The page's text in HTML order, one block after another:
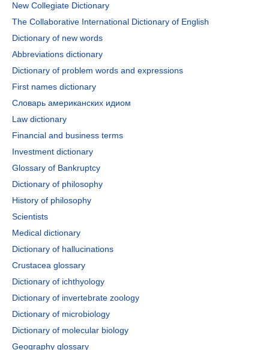
New Collegiate Dictionary
The Collaborative International Dictionary of English
Dictionary of new words
Abbreviations dictionary
Dictionary of problem words and expressions
First names dictionary
Словарь американских идиом
Law dictionary
Financial and business terms
Investment dictionary
Glossary of Bankruptcy
Dictionary of philosophy
History of philosophy
Scientists
Medical dictionary
Dictionary of hallucinations
Crustacea glossary
Dictionary of ichthyology
Dictionary of invertebrate zoology
Dictionary of microbiology
Dictionary of molecular biology
Geography glossary